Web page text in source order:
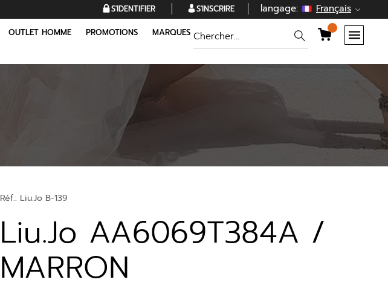
S'IDENTIFIER S'INSCRIRE langage: Français
OUTLET HOMME PROMOTIONS MARQUES
Réf.: Liu.Jo B-139
Liu.Jo AA6069T384A /
MARRON